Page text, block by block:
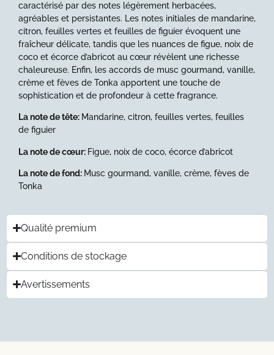
caractérisé par des notes légèrement herbacées,
agréables et persistantes. Les notes initiales de mandarine,
citron, feuilles vertes et feuilles de figuier évoquent une
fraîcheur délicate, tandis que les nuances de figue, noix de
coco et écorce d’abricot au cœur révèlent une richesse
chaleureuse. Enfin, les accords de musc gourmand, vanille,
crème et fèves de Tonka apportent une touche de
sophistication et de profondeur à cette fragrance.
La note de tête: Mandarine, citron, feuilles vertes, feuilles
de figuier
La note de cœur: Figue, noix de coco, écorce d’abricot
La note de fond: Musc gourmand, vanille, crème, fèves de
Tonka
Qualité premium
Conditions de stockage
Avertissements